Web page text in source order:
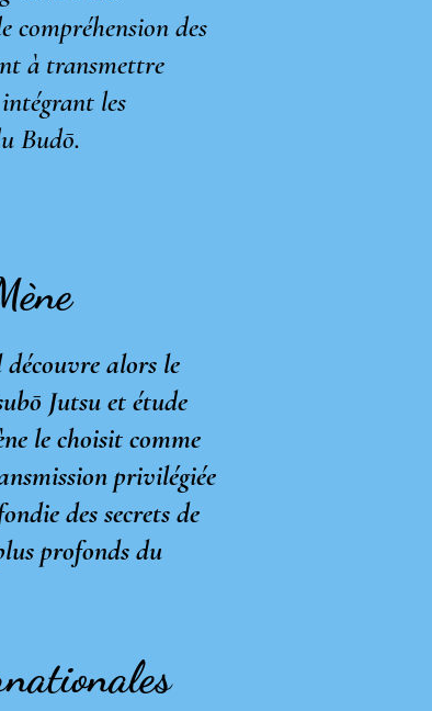
compréhension des
à transmettre
les
Budō.
alors le
Jutsu et étude
le choisit comme
privilégiée
des secrets de
profonds du